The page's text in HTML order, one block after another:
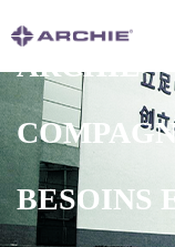
ARCHIE –
BESOINS